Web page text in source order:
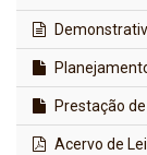
Prestação
Acervo de